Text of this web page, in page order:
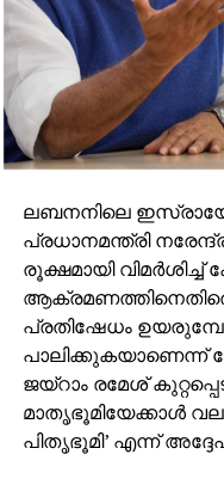
ലബനനിലെ
പ്രധാനമന്ത്രി
രൂക്ഷമായി
പ്രതിഷേധം
ജയ്റാം രമേശ്
പിതൃഭൂമി’ എന്ന്